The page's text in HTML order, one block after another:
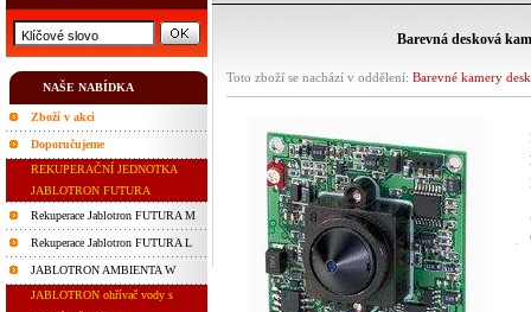
NAŠE NABÍDKA
Zboží v akci
Doporučujeme
REKUPERAČNÍ JEDNOTKA
JABLOTRON FUTURA
Rekuperace Jablotron FUTURA M
Rekuperace Jablotron FUTURA L
JABLOTRON AMBIENTA W
JABLOTRON ohřívač vody s
Barevná desková
Toto zboží se nachází v oddělení: Barevné kamery